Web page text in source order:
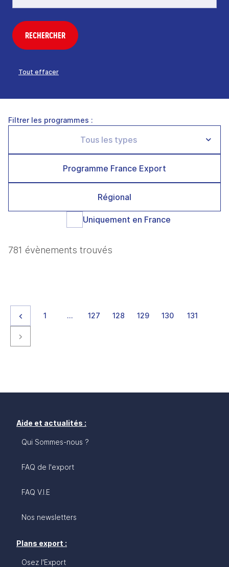
RECHERCHER
Tout effacer
Filtrer les programmes :
Programme France Export
Régional
Uniquement en France
781 évènements trouvés
Page précédente
page
1 … page
127 page
128 page
129 page
130 page
131
Aide et actualités :
Qui Sommes-nous ?
FAQ de l'export
FAQ V.I.E
Nos newsletters
Plans export :
Osez l'Export